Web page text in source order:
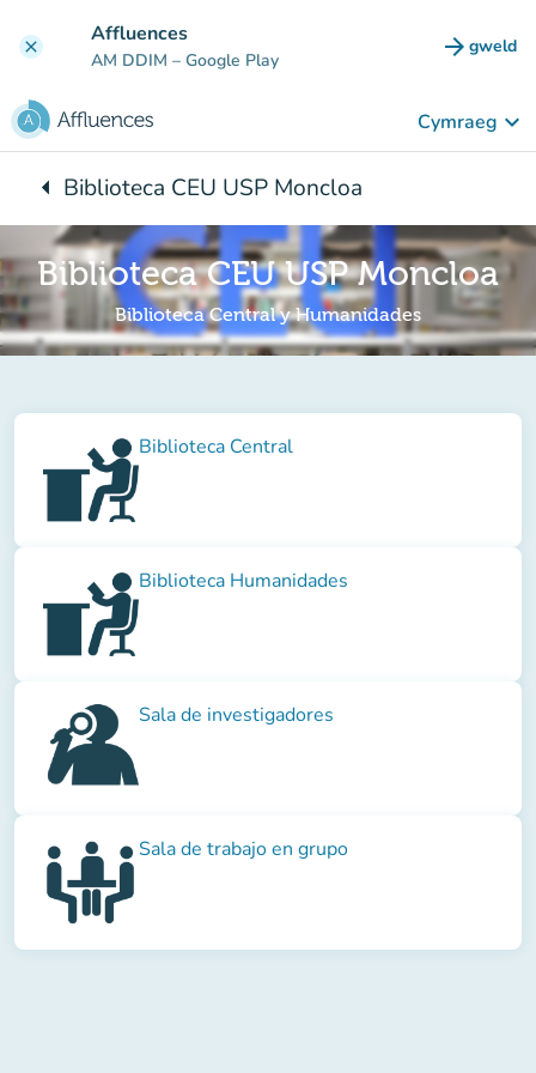
clear Affluences
AM DDIM – Google Play arrow_forward gweld
(tab
Cymraeg keyboard_arrow_down
arrow_leftYn ôl i:
Biblioteca CEU USP Moncloa
Biblioteca CEU USP Moncloa
Biblioteca Central y Humanidades
Biblioteca Central
Biblioteca Humanidades
Sala de investigadores
Sala de trabajo en grupo